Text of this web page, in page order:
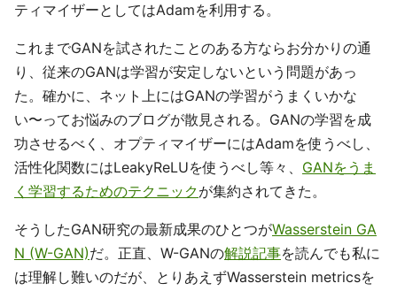
ティマイザーとしてはAdamを利用する。
これまでGANを試されたことのある方ならお分かりの通
り、従来のGANは学習が安定しないという問題があっ
た。確かに、ネット上にはGANの学習がうまくいかな
い〜ってお悩みのブログが散見される。GANの学習を成
功させるべく、オプティマイザーにはAdamを使うべし、
活性化関数にはLeakyReLUを使うべし等々、 GANをうま
く学習するためのテクニックが集約されてきた。
そうしたGAN研究の最新成果のひとつがWasserstein GA
N (W-GAN)だ。正直、W-GANの解説記事を読んでも私に
は理解し難いのだが、とりあえずWasserstein metricsを